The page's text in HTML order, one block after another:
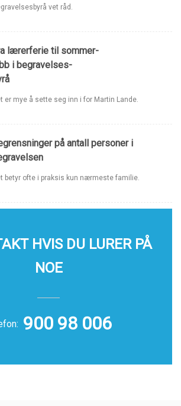
vet råd.
lærerferie til sommer-
i begravelses-
er mye å sette seg inn i for Martin Lande.
på antall personer i
betyr ofte i praksis kun nærmeste familie.
HVIS DU LURER PÅ
NOE
900 98 006